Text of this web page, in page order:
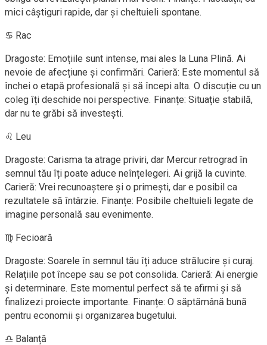
mici câștiguri rapide, dar și cheltuieli spontane.
♋ Rac
Dragoste: Emoțiile sunt intense, mai ales la Luna Plină. Ai
nevoie de afecțiune și confirmări. Carieră: Este momentul să
închei o etapă profesională și să începi alta. O discuție cu un
coleg îți deschide noi perspective. Finanțe: Situație stabilă,
dar nu te grăbi să investești.
♌ Leu
Dragoste: Carisma ta atrage priviri, dar Mercur retrograd în
semnul tău îți poate aduce neînțelegeri. Ai grijă la cuvinte.
Carieră: Vrei recunoaștere și o primești, dar e posibil ca
rezultatele să întârzie. Finanțe: Posibile cheltuieli legate de
imagine personală sau evenimente.
♍ Fecioară
Dragoste: Soarele în semnul tău îți aduce strălucire și curaj.
Relațiile pot începe sau se pot consolida. Carieră: Ai energie
și determinare. Este momentul perfect să te afirmi și să
finalizezi proiecte importante. Finanțe: O săptămână bună
pentru economii și organizarea bugetului.
♎ Balanță